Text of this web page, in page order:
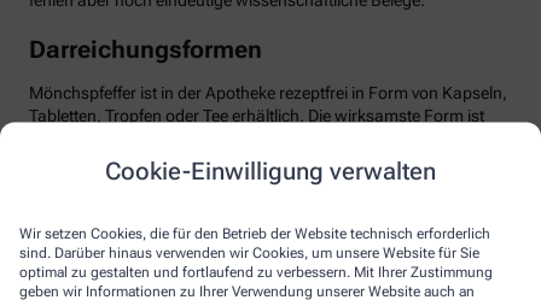
Cookie-Einwilligung verwalten
Wir setzen Cookies, die für den Betrieb der Website technisch erforderlich
sind. Darüber hinaus verwenden wir Cookies, um unsere Website für Sie
optimal zu gestalten und fortlaufend zu verbessern. Mit Ihrer Zustimmung
geben wir Informationen zu Ihrer Verwendung unserer Website auch an
Darreichungsformen
Mönchspfeffer ist in der Apotheke rezeptfrei in Form von Kapseln,
Tabletten, Tropfen oder Tee erhältlich. Die wirksamste Form ist
mg pro Tag. Wichtig: Man sollte Geduld haben und das Präparat
mindestens über drei Menstruationszyklen einnehmen, bis sich
Regel gut verträglich. Dennoch sollten Sie die Anwendung ärztlich
besprechen, besonders bei gleichzeitiger Einnahme von
Medikamenten, die auf Dopamin-Rezeptoren wirken,